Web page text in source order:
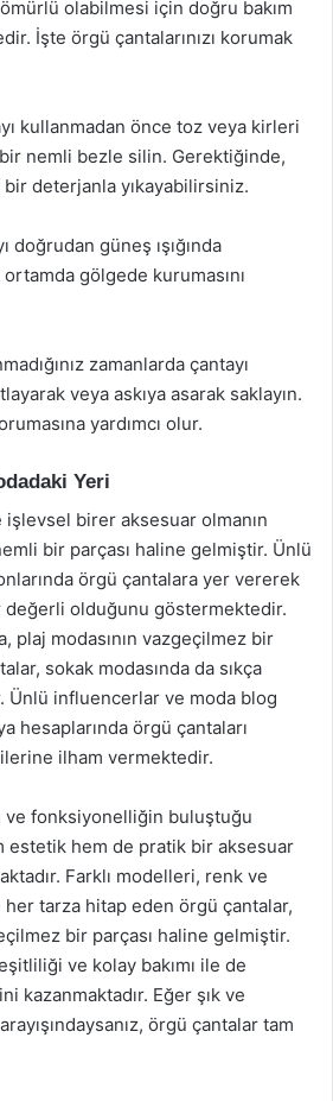
olabilmesi için doğru bakım
İşte örgü çantalarınızı korumak
kullanmadan önce toz veya kirleri
nemli bezle silin. Gerektiğinde,
bir deterjanla yıkayabilirsiniz.
doğrudan güneş ışığında
gölgede kurumasını
zamanlarda çantayı
veya askıya asarak saklayın.
yardımcı olur.
Yeri
işlevsel birer aksesuar olmanın
bir parçası haline gelmiştir. Ünlü
örgü çantalara yer vererek
olduğunu göstermektedir.
plaj modasının vazgeçilmez bir
sokak modasında da sıkça
Ünlü influencerlar ve moda blog
hesaplarında örgü çantaları
ilham vermektedir.
ve fonksiyonelliğin buluştuğu
estetik hem de pratik bir aksesuar
Farklı modelleri, renk ve
tarza hitap eden örgü çantalar,
bir parçası haline gelmiştir.
ve kolay bakımı ile de
kazanmaktadır. Eğer şık ve
örgü çantalar tam